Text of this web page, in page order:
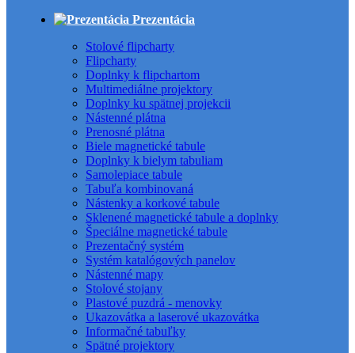
Prezentácia
Stolové flipcharty
Flipcharty
Doplnky k flipchartom
Multimediálne projektory
Doplnky ku spätnej projekcii
Nástenné plátna
Prenosné plátna
Biele magnetické tabule
Doplnky k bielym tabuliam
Samolepiace tabule
Tabuľa kombinovaná
Nástenky a korkové tabule
Sklenené magnetické tabule a doplnky
Špeciálne magnetické tabule
Prezentačný systém
Systém katalógových panelov
Nástenné mapy
Stolové stojany
Plastové puzdrá - menovky
Ukazovátka a laserové ukazovátka
Informačné tabuľky
Spätné projektory